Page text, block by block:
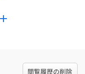
閲覧履歴の削除